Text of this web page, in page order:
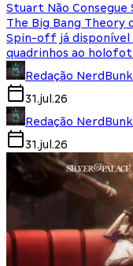
Stuart Não Consegue
The Big Bang Theory
Spin-off já disponível
quadrinhos ao
Redação
31.jul.26
Redação
31.jul.26